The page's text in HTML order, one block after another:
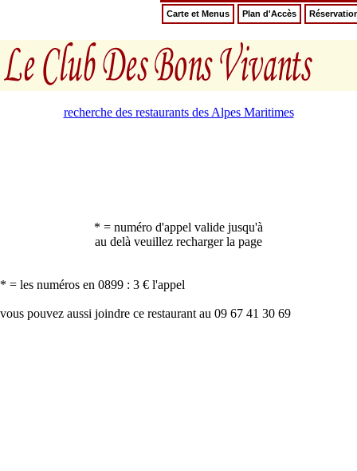
Carte et Menus Plan d'Accès
recherche des restaurants des Alpes Maritimes
* = numéro d'appel valide jusqu'à
au delà veuillez recharger la page
* = les numéros en 0899 : 3 € l'appel
vous pouvez aussi joindre ce restaurant au 09 67 41 30 69